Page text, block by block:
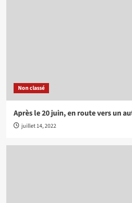
Non classé
Après le 20 juin, en route vers un
juillet 14, 2022